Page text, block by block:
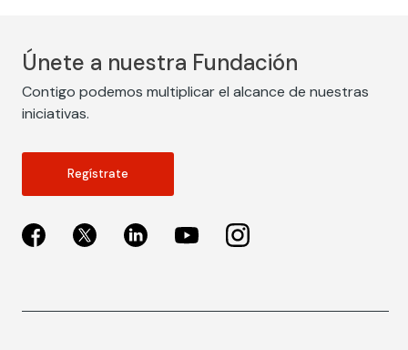
Únete a nuestra Fundación
Contigo podemos multiplicar el alcance de nuestras
iniciativas.
Regístrate